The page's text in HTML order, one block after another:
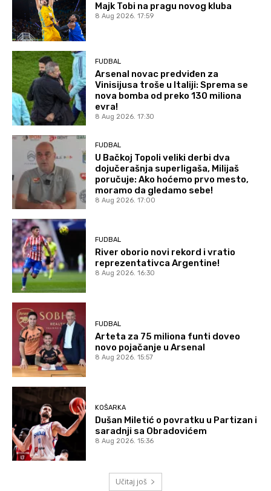
Majk Tobi na pragu novog kluba
8 Aug 2026. 17:59
FUDBAL
Arsenal novac predviđen za
Vinisijusa troše u Italiji: Sprema se
nova bomba od preko 130 miliona
evra!
8 Aug 2026. 17:30
FUDBAL
U Bačkoj Topoli veliki derbi dva
dojučerašnja superligaša, Milijaš
poručuje: Ako hoćemo prvo mesto,
moramo da gledamo sebe!
8 Aug 2026. 17:00
FUDBAL
River oborio novi rekord i vratio
reprezentativca Argentine!
8 Aug 2026. 16:30
FUDBAL
Arteta za 75 miliona funti doveo
novo pojačanje u Arsenal
8 Aug 2026. 15:57
KOŠARKA
Dušan Miletić o povratku u Partizan i
saradnji sa Obradovićem
8 Aug 2026. 15:36
Učitaj još